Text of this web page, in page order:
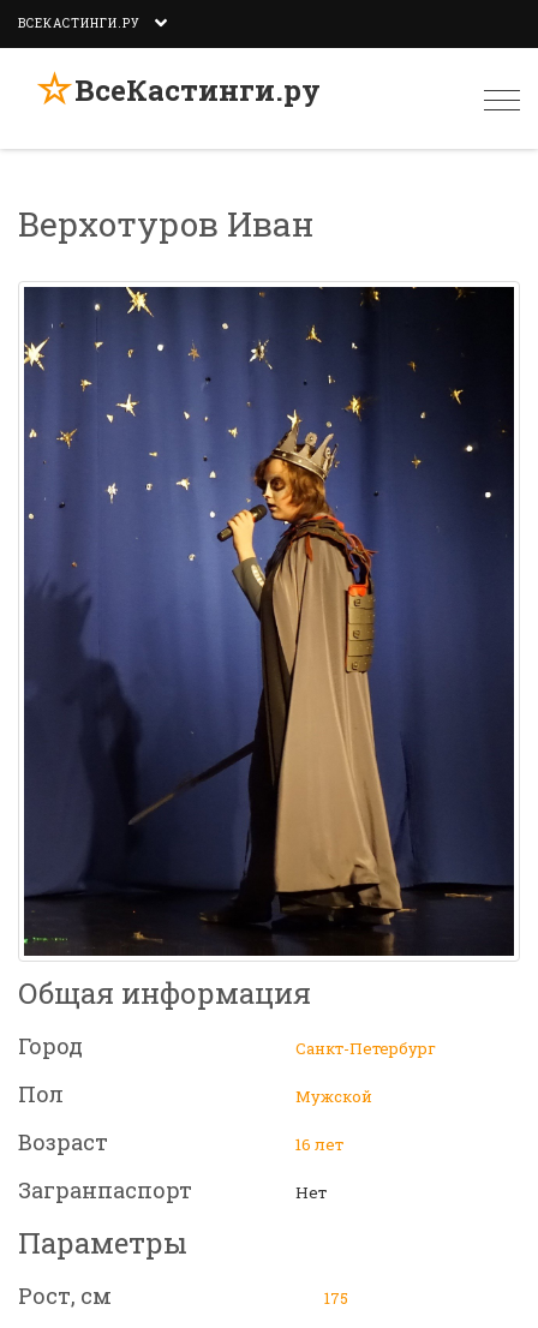
ВСЕКАСТИНГИ.РУ
☆ВсеКастинги.ру
Верхотуров Иван
Общая информация
Город Санкт-Петербург
Пол Мужской
Возраст 16 лет
Загранпаспорт Нет
Параметры
Рост, см 175